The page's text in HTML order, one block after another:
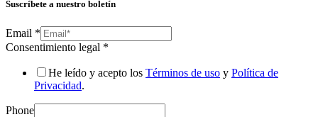
Suscríbete a nuestro boletín
Email *
Consentimiento legal *
He leído y acepto los Términos de uso y Política de
Privacidad.
Phone